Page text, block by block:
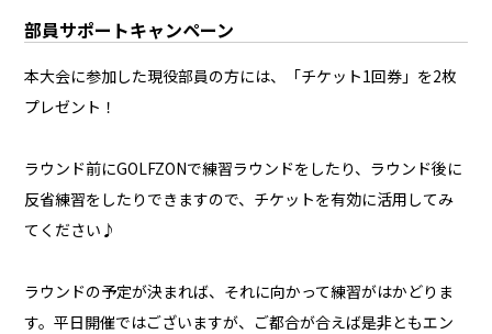
部員サポートキャンペーン
本大会に参加した現役部員の方には、「チケット1回券」を2枚
プレゼント！
ラウンド前にGOLFZONで練習ラウンドをしたり、ラウンド後に
反省練習をしたりできますので、チケットを有効に活用してみ
てください♪
ラウンドの予定が決まれば、それに向かって練習がはかどりま
す。平日開催ではございますが、ご都合が合えば是非ともエン